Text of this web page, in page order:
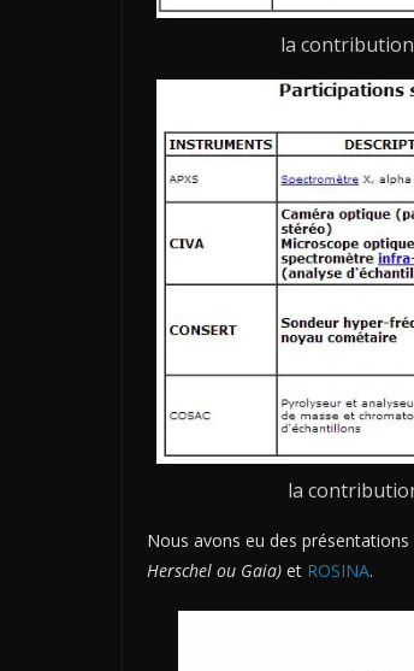
la
la
Nous avons eu des
Herschel ou Gaia) et ROSINA.